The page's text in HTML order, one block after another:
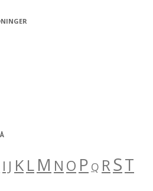
I J KLM N O P Q RST